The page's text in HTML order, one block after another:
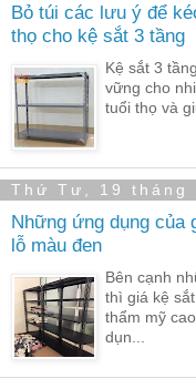
Bỏ túi các lưu ý để
thọ cho kệ sắt 3 tầng
Kệ sắt 3
vững cho
tuổi thọ và
Thứ Tư, 19 tháng
Những ứng dụng của
lỗ màu đen
Bên cạnh
thì giá kệ
thẩm mỹ
dụn...